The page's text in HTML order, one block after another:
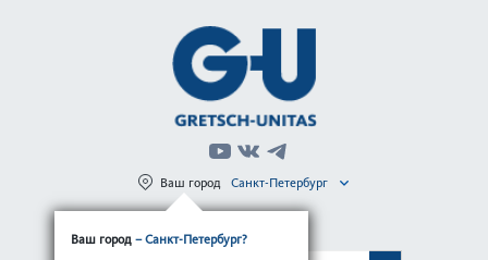
Ваш город – Санкт-Петербург?
Ваш город Санкт-Петербург